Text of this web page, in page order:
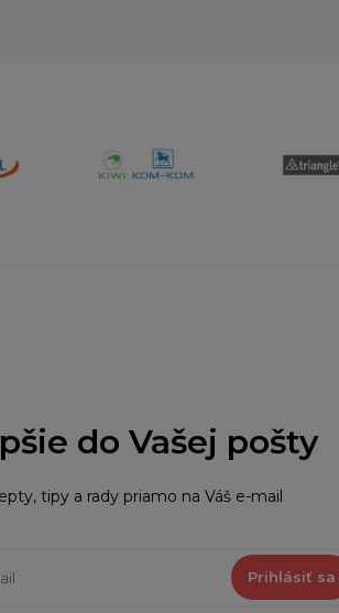
do Vašej pošty
tipy a rady priamo na Váš e-mail
Prihlásiť sa